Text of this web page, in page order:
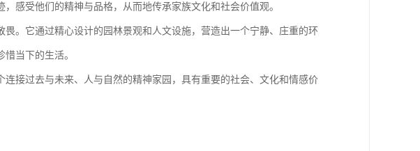
感受他们的精神与品格，从而地传承家族文化和社会价值观。
。它通过精心设计的园林景观和人文设施，营造出一个宁静、庄重的环
当下的生活。
接过去与未来、人与自然的精神家园，具有重要的社会、文化和情感价